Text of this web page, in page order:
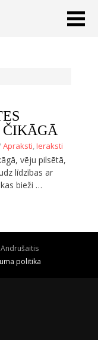
Apraksti,Ieraksti
vēju pilsētā,
līdzības ar
bieži …
politika